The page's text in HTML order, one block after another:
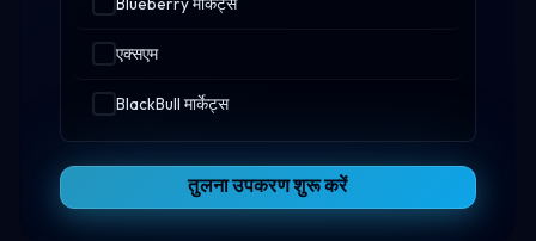
एक्सएम
BlackBull मार्केट्स
तुलना उपकरण शुरू करें